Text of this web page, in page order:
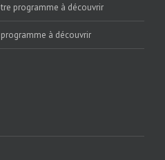
programme à découvrir
programme à découvrir